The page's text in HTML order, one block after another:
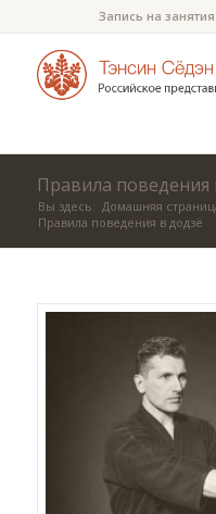
Запись на занятия
Правила поведения
Вы здесь: Домашняя
Правила поведения в додзё